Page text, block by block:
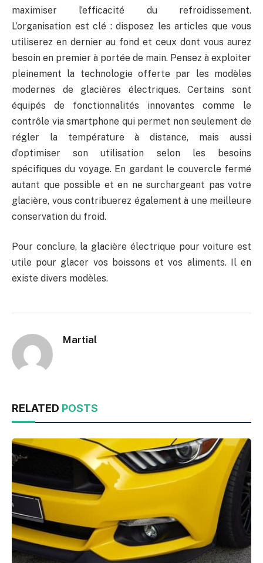
maximiser l’efficacité du refroidissement.
L’organisation est clé : disposez les articles que vous
utiliserez en dernier au fond et ceux dont vous aurez
besoin en premier à portée de main. Pensez à exploiter
pleinement la technologie offerte par les modèles
modernes de glacières électriques. Certains sont
équipés de fonctionnalités innovantes comme le
contrôle via smartphone qui permet non seulement de
régler la température à distance, mais aussi
d’optimiser son utilisation selon les besoins
spécifiques du voyage. En gardant le couvercle fermé
autant que possible et en ne surchargeant pas votre
glacière, vous contribuerez également à une meilleure
conservation du froid.
Pour conclure, la glacière électrique pour voiture est
utile pour glacer vos boissons et vos aliments. Il en
existe divers modèles.
Martial
RELATED POSTS